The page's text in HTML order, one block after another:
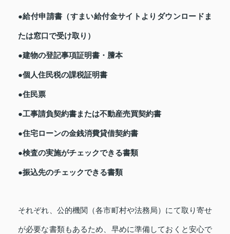
●給付申請書（すまい給付金サイトよりダウンロードま
たは窓口で受け取り）
●建物の登記事項証明書・謄本
●個人住民税の課税証明書
●住民票
●工事請負契約書または不動産売買契約書
●住宅ローンの金銭消費貸借契約書
●検査の実施がチェックできる書類
●振込先のチェックできる書類
それぞれ、公的機関（各市町村や法務局）にて取り寄せ
が必要な書類もあるため、早めに準備しておくと安心で